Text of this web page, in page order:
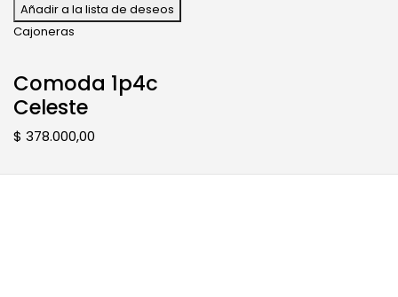
Añadir a la lista de deseos
Cajoneras
Comoda 1p4c
Celeste
$ 378.000,00